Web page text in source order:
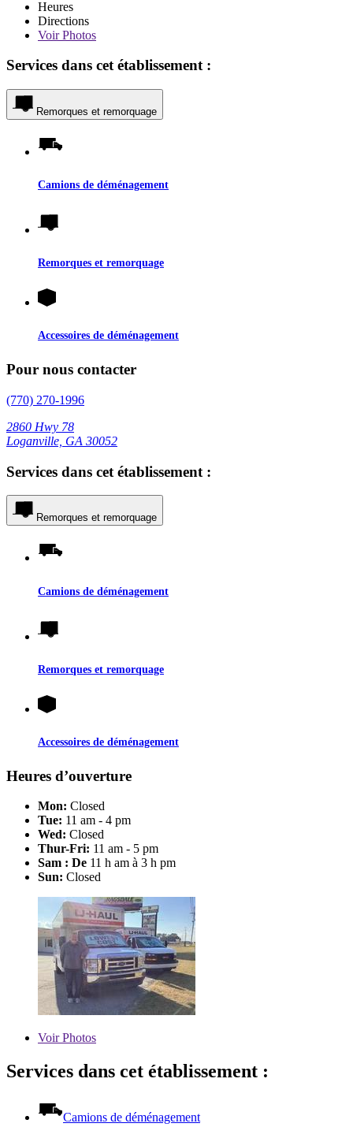
Heures
Directions
VoirPhotos
Services dans cet établissement :
Remorques et remorquage
Camions de déménagement
Remorques et remorquage
Accessoires de déménagement
Pour nous contacter
(770) 270-1996
2860 Hwy 78
Loganville, GA 30052
Services dans cet établissement :
Remorques et remorquage
Camions de déménagement
Remorques et remorquage
Accessoires de déménagement
Heures d’ouverture
Mon: Closed
Tue: 11 am - 4 pm
Wed: Closed
Thur-Fri: 11 am - 5 pm
Sam : De 11 h am à 3 h pm
Sun: Closed
VoirPhotos
Services dans cet établissement :
Camions de déménagement